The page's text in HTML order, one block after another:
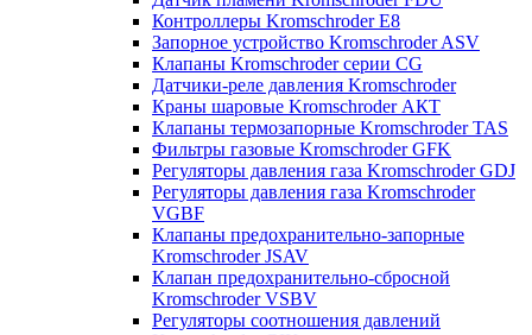
Контроллеры Kromschroder E8
Запорное устройство Kromschroder ASV
Клапаны Kromschroder серии CG
Датчики-реле давления Kromschroder
Краны шаровые Kromschroder АКТ
Клапаны термозапорные Kromschroder TAS
Фильтры газовые Kromschroder GFK
Регуляторы давления газа Kromschroder GDJ
Регуляторы давления газа Kromschroder
VGBF
Клапаны предохранительно-запорные
Kromschroder JSAV
Клапан предохранительно-сбросной
Kromschroder VSBV
Регуляторы соотношения давлений